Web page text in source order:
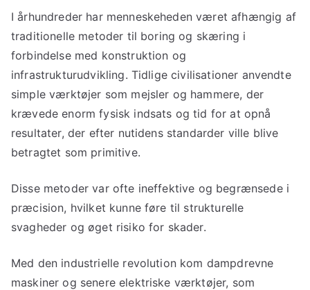
I århundreder har menneskeheden været afhængig af
traditionelle metoder til boring og skæring i
forbindelse med konstruktion og
infrastrukturudvikling. Tidlige civilisationer anvendte
simple værktøjer som mejsler og hammere, der
krævede enorm fysisk indsats og tid for at opnå
resultater, der efter nutidens standarder ville blive
betragtet som primitive.
Disse metoder var ofte ineffektive og begrænsede i
præcision, hvilket kunne føre til strukturelle
svagheder og øget risiko for skader.
Med den industrielle revolution kom dampdrevne
maskiner og senere elektriske værktøjer, som